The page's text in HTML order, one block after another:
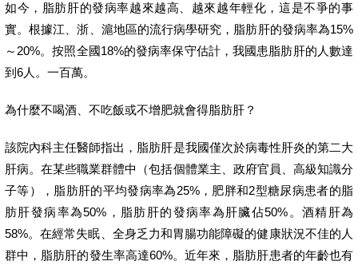
如今，脂肪肝的發病率越來越高、越來越年輕化，這是不爭的事
實。根據江、浙、滬地區的流行病學研究，脂肪肝的發病率為15%
～20%。按照全國18%的發病率保守估計，我國患脂肪肝的人數達
到6人。一百萬。
為什麼不喝酒、不吃飯或不增肥就會得脂肪肝？
該院內科主任醫師指出，脂肪肝是我國僅次於病毒性肝炎的第二大
肝病。在某些職業群體中（包括個體業主、政府官員、高級知識分
子等），脂肪肝的平均發病率為25%，肥胖和2型糖尿病患者的脂
肪肝發病率為50%，脂肪肝的發病率為肝臟佔50%。酒精肝為
58%。在經常失眠、全身乏力和胃腸功能障礙的健康狀況不佳的人
群中，脂肪肝的發生率高達60%。近年來，脂肪肝患者的年齡也有